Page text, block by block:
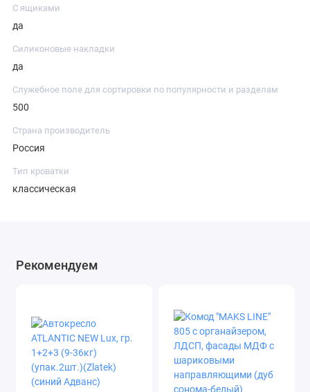
С ящиками
да
Силиконовые накладки
да
Служебное поле для сортировки по популярности и разделам
500
Страна производитель
Россия
Тип кроватки
классическая
Рекомендуем